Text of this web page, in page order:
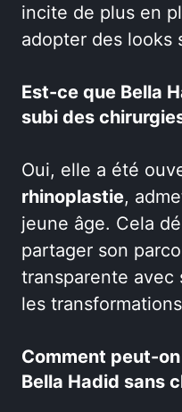
incite de plus en
adopter des looks
Est-ce que Bella
subi des
Oui, elle a été
rhinoplastie,
jeune âge. Cela
partager son
transparente avec
les
Comment peut-
Bella Hadid sans